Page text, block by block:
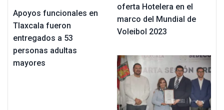
Apoyos funcionales en
Tlaxcala fueron
entregados a 53
personas adultas
mayores
oferta Hotelera en el
marco del Mundial de
Voleibol 2023